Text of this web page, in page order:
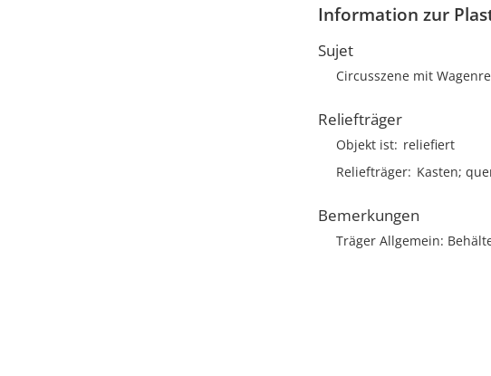
Information zur
Sujet
Circusszene mit
Reliefträger
Objekt ist reliefiert
Reliefträger Kasten;
Bemerkungen
Träger Allgemein: